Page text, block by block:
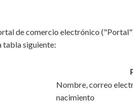
de comercio electrónico
tabla siguiente:
Nombre, correo
nacimiento